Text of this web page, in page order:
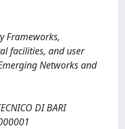
Frameworks,
facilities, and user
Networks and
DI BARI